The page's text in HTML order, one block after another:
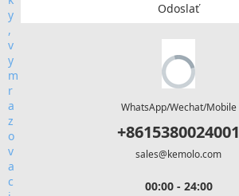
Odoslať
WhatsApp/Wechat/Mobile
+8615380024001
sales@kemolo.com
00:00 - 24:00